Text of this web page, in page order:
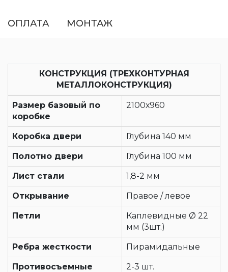
ОПЛАТА МОНТАЖ
КОНСТРУКЦИЯ (ТРЕХКОНТУРНАЯ
МЕТАЛЛОКОНСТРУКЦИЯ)
Размер базовый по
коробке
2100х960
Коробка двери Глубина 140 мм
Полотно двери Глубина 100 мм
Лист стали 1,8-2 мм
Открывание Правое / левое
Петли
Каплевидные Ø 22
мм (3шт.)
Ребра жесткости Пирамидальные
Противосъемные
2-3 шт.